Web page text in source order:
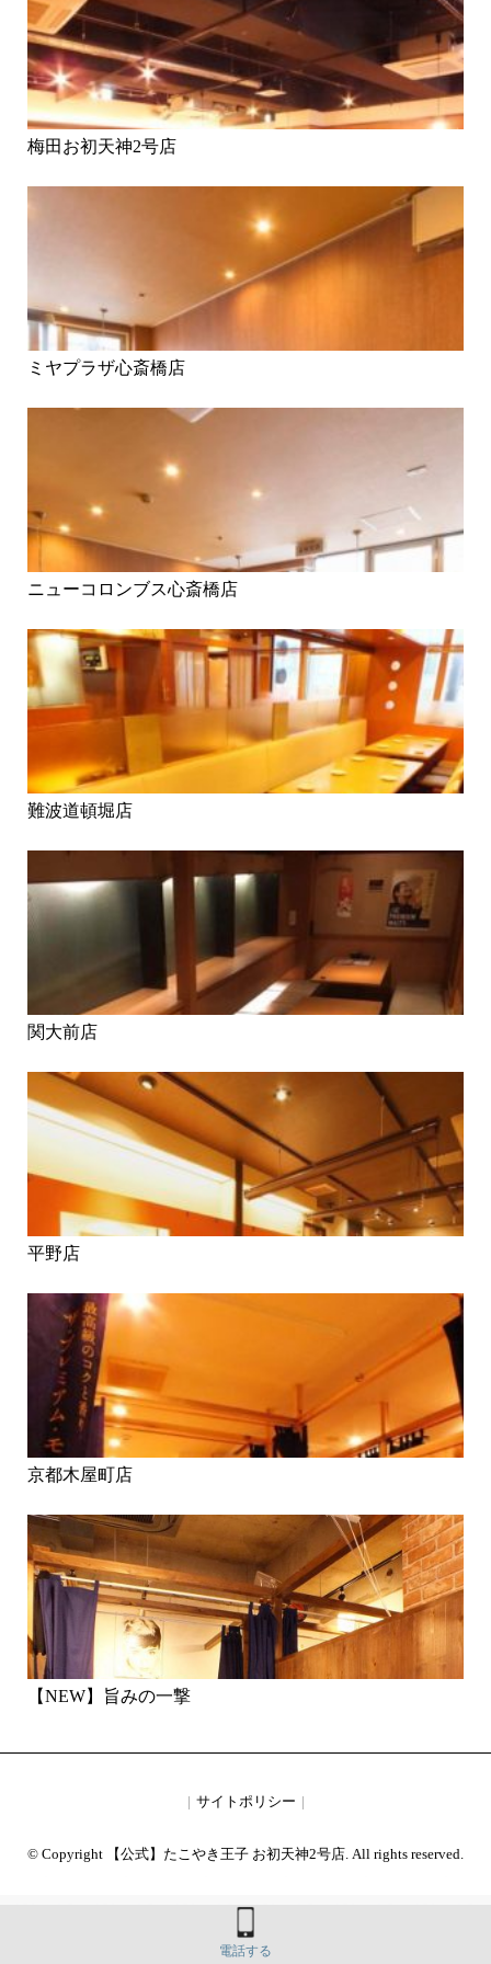
梅田お初天神2号店
ミヤプラザ心斎橋店
ニューコロンブス心斎橋店
難波道頓堀店
関大前店
平野店
京都木屋町店
【NEW】旨みの一撃
サイトポリシー
© Copyright 【公式】たこやき王子 お初天神2号店. All rights reserved.
電話する